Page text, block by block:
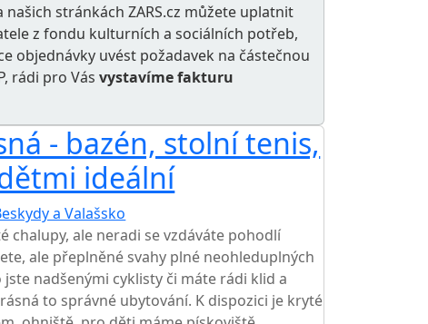
stránkách ZARS.cz můžete uplatnit
zfondu kulturních a sociálních potřeb,
objednávky uvést požadavek na částečnou
rádi pro Vásvystavíme fakturu
- bazén, stolní tenis,
ideální
a Valašsko
chalupy, ale neradi se vzdáváte pohodlí
ale přeplněné svahy plné neohleduplných
jste nadšenými cyklisty či máte rádi klid a
to správné ubytování. K dispozici je kryté